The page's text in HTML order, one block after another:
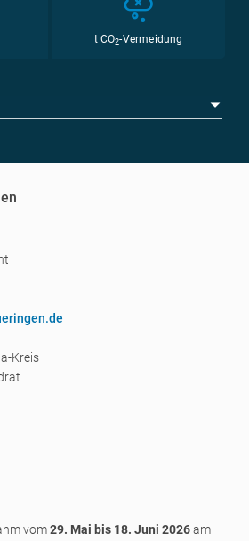
t CO2-Vermeidung
Kreis
vom29. Mai bis 18. Juni 2026am